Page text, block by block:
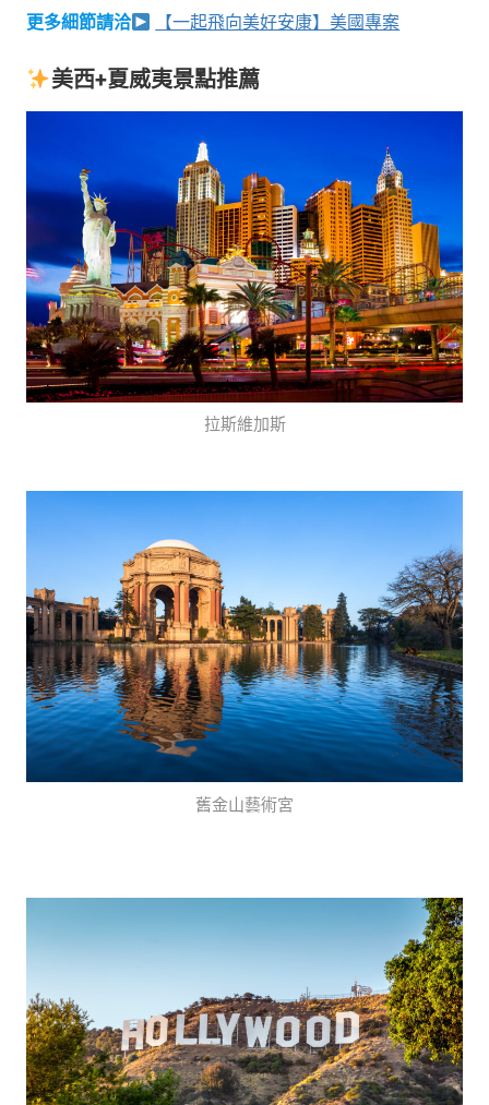
更多細節請洽 【一起飛向美好安康】美國專案
美西+夏威夷景點推薦
拉斯維加斯
舊金山藝術宮